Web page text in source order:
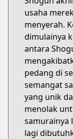
usaha
menyerah.
dimulainya
antara
pedang di
semangat
yang unik
menolak
samurainya
lagi